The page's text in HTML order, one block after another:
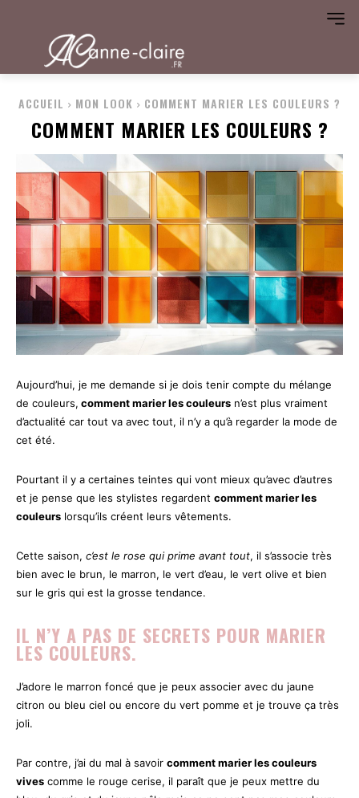
ACCUEIL MON LOOK COMMENT MARIER LES COULEURS ?
COMMENT MARIER LES COULEURS ?
Aujourd’hui, je me demande si je dois tenir compte du mélange
de couleurs, comment marier les couleurs n’est plus vraiment
d’actualité car tout va avec tout, il n’y a qu’à regarder la mode de
cet été.
Pourtant il y a certaines teintes qui vont mieux qu’avec d’autres
et je pense que les stylistes regardent comment marier les
couleurs lorsqu’ils créent leurs vêtements.
Cette saison, c’est le rose qui prime avant tout, il s’associe très
bien avec le brun, le marron, le vert d’eau, le vert olive et bien
sur le gris qui est la grosse tendance.
IL N’Y A PAS DE SECRETS POUR MARIER
LES COULEURS.
J’adore le marron foncé que je peux associer avec du jaune
citron ou bleu ciel ou encore du vert pomme et je trouve ça très
joli.
Par contre, j’ai du mal à savoir comment marier les couleurs
vives comme le rouge cerise, il paraît que je peux mettre du